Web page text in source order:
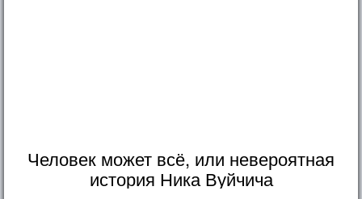
Человек может всё, или невероятная
история Ника Вуйчича